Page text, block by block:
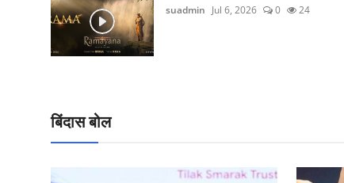
विज्ञान - तकनीक
ग्राम - पंचायत
suadmin Jul 6, 2026 0 24
बिंदास बोल